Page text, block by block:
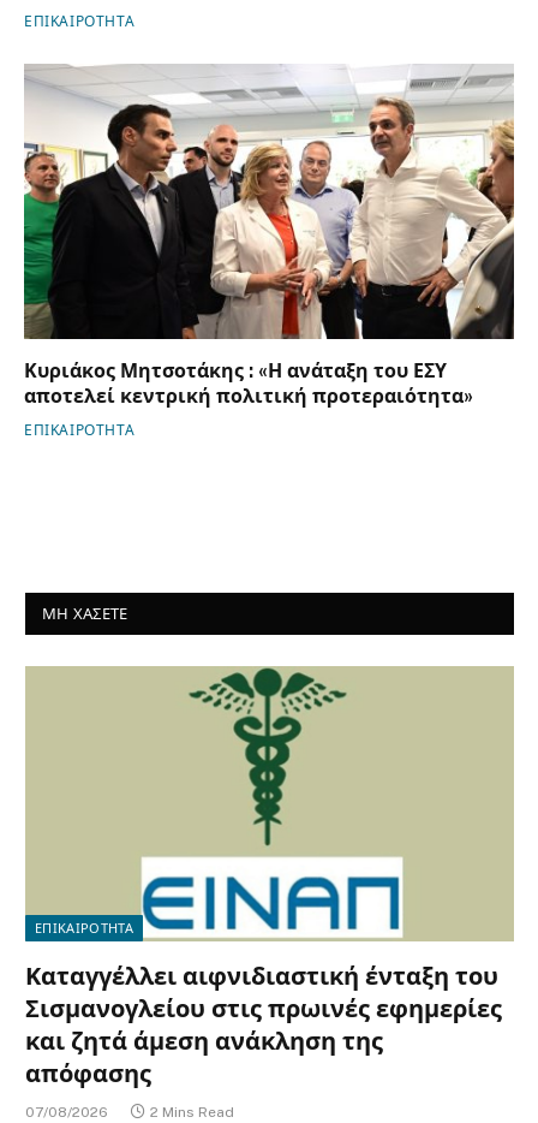
ΕΠΙΚΑΙΡΟΤΗΤΑ
Κυριάκος Μητσοτάκης : «Η ανάταξη του ΕΣΥ
αποτελεί κεντρική πολιτική προτεραιότητα»
ΕΠΙΚΑΙΡΟΤΗΤΑ
ΜΗ ΧΑΣΕΤΕ
ΕΠΙΚΑΙΡΟΤΗΤΑ
Καταγγέλλει αιφνιδιαστική ένταξη του
Σισμανογλείου στις πρωινές εφημερίες
και ζητά άμεση ανάκληση της
απόφασης
07/08/2026 2 Mins Read